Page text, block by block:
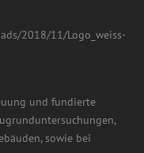
und fundierte
sowie bei